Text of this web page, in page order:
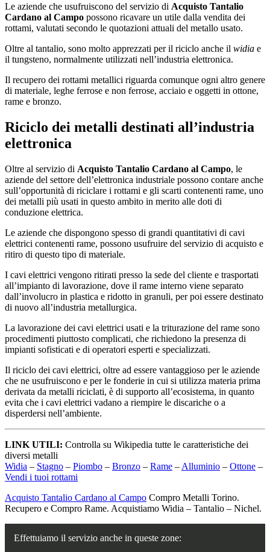
Le aziende che usufruiscono del servizio di Acquisto Tantalio
Cardano al Campo possono ricavare un utile dalla vendita dei
rottami, valutati secondo le quotazioni attuali del metallo usato.
Oltre al tantalio, sono molto apprezzati per il riciclo anche il widia e
il tungsteno, normalmente utilizzati nell’industria elettronica.
Il recupero dei rottami metallici riguarda comunque ogni altro genere
di materiale, leghe ferrose e non ferrose, acciaio e oggetti in ottone,
rame e bronzo.
Riciclo dei metalli destinati all’industria
elettronica
Oltre al servizio di Acquisto Tantalio Cardano al Campo, le
aziende del settore dell’elettronica industriale possono contare anche
sull’opportunità di riciclare i rottami e gli scarti contenenti rame, uno
dei metalli più usati in questo ambito in merito alle doti di
conduzione elettrica.
Le aziende che dispongono spesso di grandi quantitativi di cavi
elettrici contenenti rame, possono usufruire del servizio di acquisto e
ritiro di questo tipo di materiale.
I cavi elettrici vengono ritirati presso la sede del cliente e trasportati
all’impianto di lavorazione, dove il rame interno viene separato
dall’involucro in plastica e ridotto in granuli, per poi essere destinato
di nuovo all’industria metallurgica.
La lavorazione dei cavi elettrici usati e la triturazione del rame sono
procedimenti piuttosto complicati, che richiedono la presenza di
impianti sofisticati e di operatori esperti e specializzati.
Il riciclo dei cavi elettrici, oltre ad essere vantaggioso per le aziende
che ne usufruiscono e per le fonderie in cui si utilizza materia prima
derivata da metalli riciclati, è di supporto all’ecosistema, in quanto
evita che i cavi elettrici vadano a riempire le discariche o a
disperdersi nell’ambiente.
LINK UTILI: Controlla su Wikipedia tutte le caratteristiche dei
diversi metalli
Widia – Stagno – Piombo – Bronzo – Rame – Alluminio – Ottone –
Vendi i tuoi rottami
Acquisto Tantalio Cardano al Campo Compro Metalli Torino.
Recupero e Compro Rame. Acquistiamo Widia – Tantalio – Nichel.
Effettuiamo il servizio anche in queste zone: